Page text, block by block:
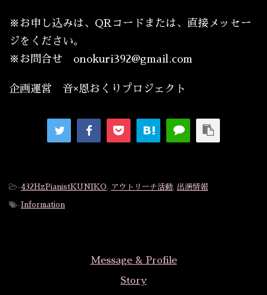
※お申し込みは、QRコードまたは、直接メッセー
ジをください。
※お問合せ onokuri392@gmail.com
企画運営 音×恩おくりプロジェクト
-432HzPianistKUNIKO, アウトリーチ活動, 出演情報
-Information
Message & Profile
Story